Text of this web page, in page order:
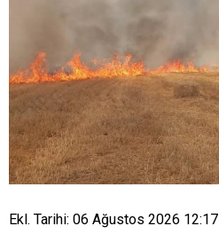
Ekl. Tarihi: 06 Ağustos 2026 12:17